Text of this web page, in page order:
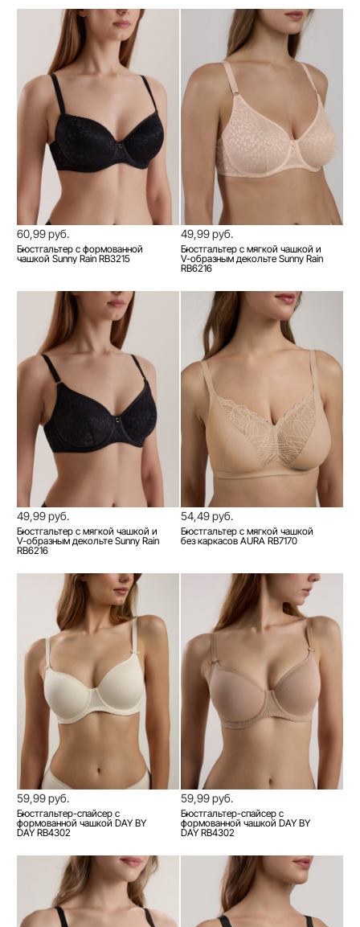
60,99 руб.
Бюстгальтер с формованной
чашкой Sunny Rain RB3215
49,99 руб.
Бюстгальтер с мягкой чашкой и
V-образным декольте Sunny Rain
RB6216
49,99 руб.
Бюстгальтер с мягкой чашкой и
V-образным декольте Sunny Rain
RB6216
54,49 руб.
Бюстгальтер с мягкой чашкой
без каркасов AURA RB7170
59,99 руб.
Бюстгальтер-спайсер с
формованной чашкой DAY BY
DAY RB4302
59,99 руб.
Бюстгальтер-спайсер с
формованной чашкой DAY BY
DAY RB4302